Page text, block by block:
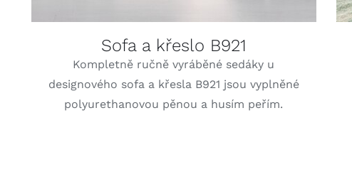
Sofa a křeslo B921
Kompletně ručně vyráběné sedáky u
designového sofa a křesla B921 jsou vyplněné
polyurethanovou pěnou a husím peřím.